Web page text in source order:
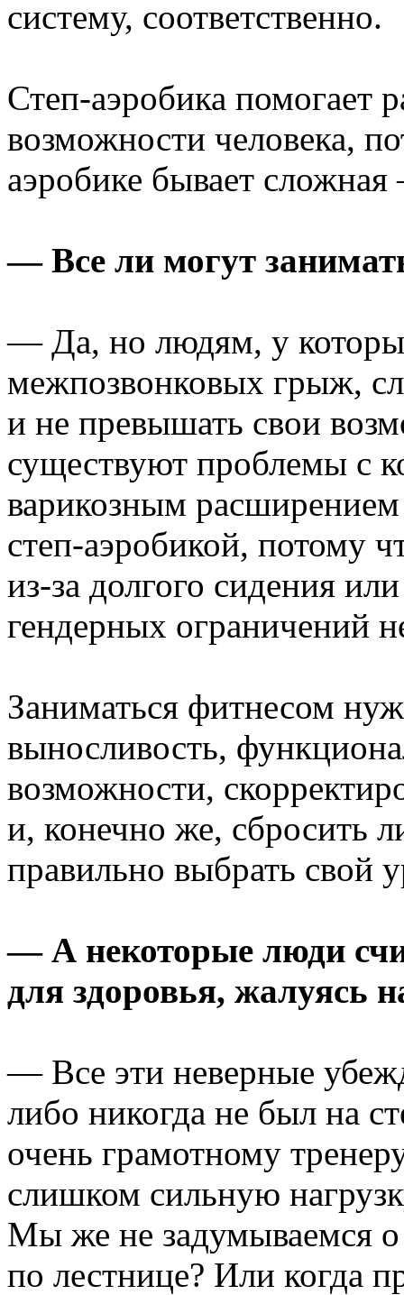
систему, соответственно.
Степ-аэробика помогает
возможности человека,
аэробике бывает сложная
— Все ли могут
— Да, но людям, у
межпозвонковых грыж,
и не превышать свои
существуют проблемы с
варикозным расширением
степ-аэробикой, потому
из-за долгого сидения
гендерных ограничений
Заниматься фитнесом
выносливость,
возможности,
и, конечно же, сбросить
правильно выбрать свой
— А некоторые люди
для здоровья, жалуясь
— Все эти неверные
либо никогда не был на
очень грамотному
слишком сильную
Мы же не задумываемся о
по лестнице? Или когда